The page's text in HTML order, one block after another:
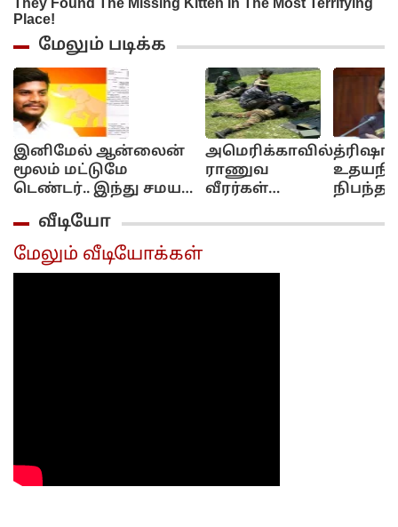
மேலும் படிக்க
இனிமேல் ஆன்லைன்
மூலம் மட்டுமே
டெண்டர்.. இந்து சமய
அறநிலையத்துறையின்
அதிரடி முடிவு..
அமெரிக்காவில்
ராணுவ
வீரர்கள்
திடீர் கைது..
வீடியோ
மேலும் வீடியோக்கள்